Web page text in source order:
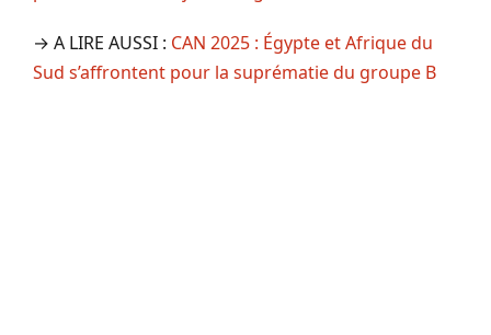
→ A LIRE AUSSI : CAN 2025 : Égypte et Afrique du
Sud s’affrontent pour la suprématie du groupe B